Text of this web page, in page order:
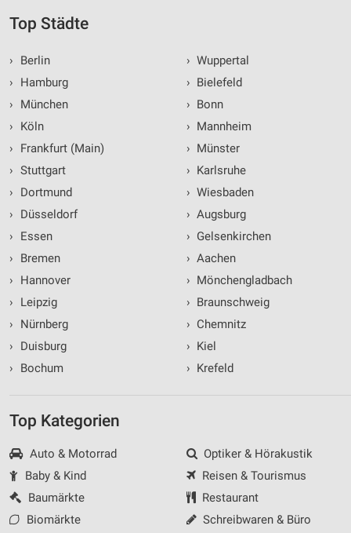
Top Städte
›
Berlin
›
Hamburg
›
München
›
Köln
›
Frankfurt (Main)
› Stuttgart
›
Dortmund
›
Düsseldorf
›
Essen
›
Bremen
›
Hannover
›
Leipzig
›
Nürnberg
›
Duisburg
›
Bochum
› Wuppertal
› Bielefeld
› Bonn
› Mannheim
› Münster
› Karlsruhe
› Wiesbaden
› Augsburg
› Gelsenkirchen
› Aachen
› Mönchengladbach
› Braunschweig
› Chemnitz
› Kiel
› Krefeld
Top Kategorien
Auto & Motorrad
Baby & Kind
Baumärkte
Biomärkte
Optiker & Hörakustik
Reisen & Tourismus
Restaurant
Schreibwaren & Büro